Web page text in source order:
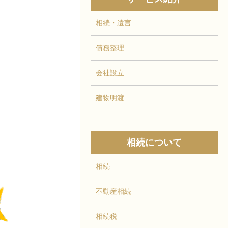
相続・遺言
債務整理
会社設立
建物明渡
相続について
相続
不動産相続
相続税